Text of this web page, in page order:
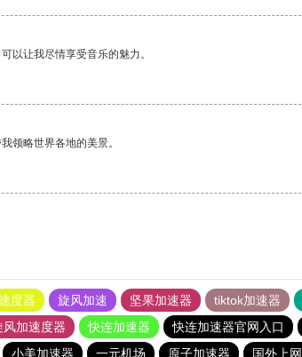
以让我尽情享受音乐的魅力。
领略世界各地的美景。
度器 旋风加速 坚果加速器 tiktok加速器
风加速度器 快连加速器 快连加速器官网入口
小美加速器 一元机场 原子加速器 国外上